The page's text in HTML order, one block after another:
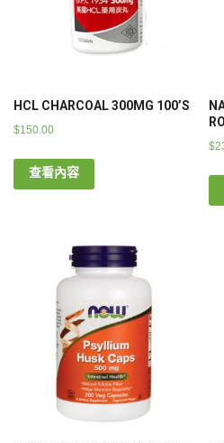
HCL CHARCOAL 300MG 100’S
$150.00
查看內容
$